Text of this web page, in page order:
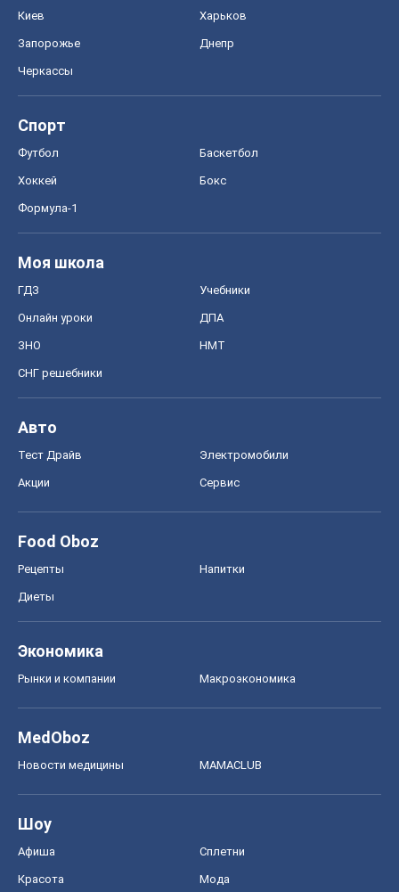
Киев Харьков
Запорожье Днепр
Черкассы
Спорт
Футбол Баскетбол
Хоккей Бокс
Формула-1
Моя школа
ГДЗ Учебники
Онлайн уроки ДПА
ЗНО НМТ
СНГ решебники
Авто
Тест Драйв Электромобили
Акции Сервис
Food Oboz
Рецепты Напитки
Диеты
Экономика
Рынки и компании Mакроэкономика
MedOboz
Новости медицины MAMACLUB
Шоу
Афиша Сплетни
Красота Мода